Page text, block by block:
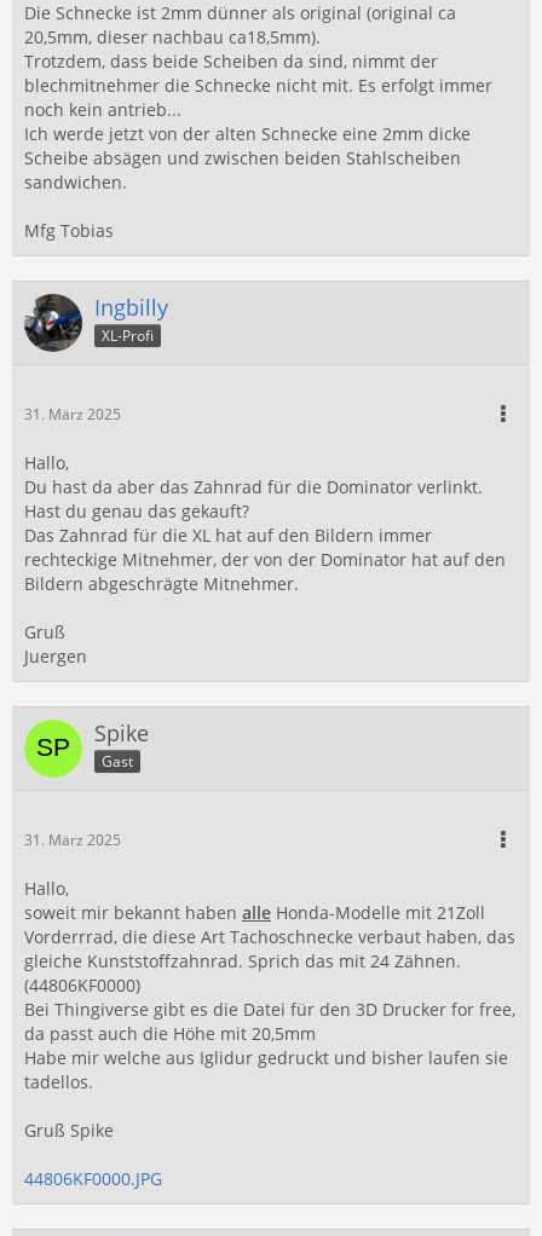
Die Schnecke ist 2mm dünner als original (original ca
20,5mm, dieser nachbau ca18,5mm).
Trotzdem, dass beide Scheiben da sind, nimmt der
blechmitnehmer die Schnecke nicht mit. Es erfolgt immer
noch kein antrieb...
Ich werde jetzt von der alten Schnecke eine 2mm dicke
Scheibe absägen und zwischen beiden Stahlscheiben
sandwichen.
Mfg Tobias
Ingbilly
XL-Profi
31. März 2025
Hallo,
Du hast da aber das Zahnrad für die Dominator verlinkt.
Hast du genau das gekauft?
Das Zahnrad für die XL hat auf den Bildern immer
rechteckige Mitnehmer, der von der Dominator hat auf den
Bildern abgeschrägte Mitnehmer.
Gruß
Juergen
Spike
Gast
31. März 2025
Hallo,
soweit mir bekannt haben alle Honda-Modelle mit 21Zoll
Vorderrrad, die diese Art Tachoschnecke verbaut haben, das
gleiche Kunststoffzahnrad. Sprich das mit 24 Zähnen.
(44806KF0000)
Bei Thingiverse gibt es die Datei für den 3D Drucker for free,
da passt auch die Höhe mit 20,5mm
Habe mir welche aus Iglidur gedruckt und bisher laufen sie
tadellos.
Gruß Spike
44806KF0000.JPG